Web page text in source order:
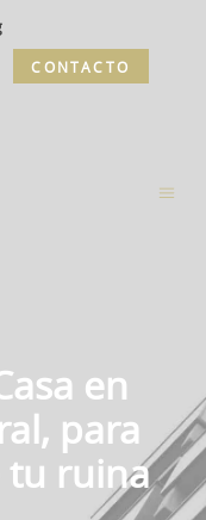
CONTACTO
en
para
tu ruina